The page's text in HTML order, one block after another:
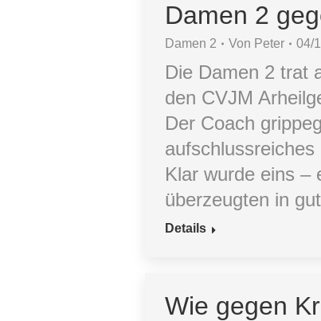
Damen 2
Damen 2 Von Peter 04/
Die Damen 2 trat
den CVJM
Der Coach
Klar wurde eins –
überzeugten in
Details
Wie gegen